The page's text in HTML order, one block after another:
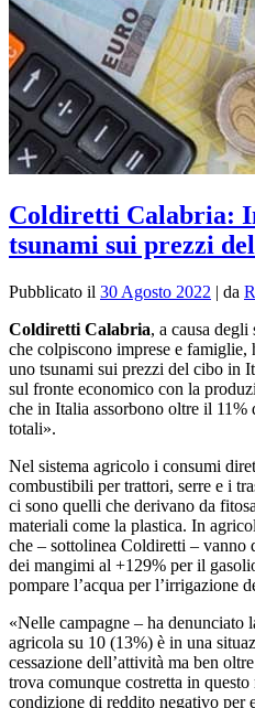
Coldiretti Calabria:
tsunami sui prezzi
Pubblicato il 30 Agosto 2022 | da
Coldiretti Calabria, a causa
che colpiscono imprese e
uno tsunami sui prezzi del cibo in
sul fronte economico con la
che in Italia assorbono oltre il
totali».
Nel sistema agricolo i consumi
combustibili per trattori, serre e i
ci sono quelli che derivano da
materiali come la plastica. In
che – sottolinea Coldiretti –
dei mangimi al +129% per il
pompare l’acqua per l’irrigazione
«Nelle campagne – ha denunciato
agricola su 10 (13%) è in una
cessazione dell’attività ma ben
trova comunque costretta in
condizione di reddito negativo per